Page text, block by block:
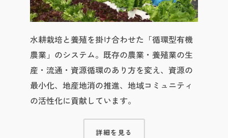
水耕栽培と養殖を掛け合わせた「循環型有機
農業」のシステム。既存の農業・養殖業の生
産・流通・資源循環のあり方を変え、資源の
最小化、地産地消の推進、地域コミュニティ
の活性化に貢献しています。
詳細を見る